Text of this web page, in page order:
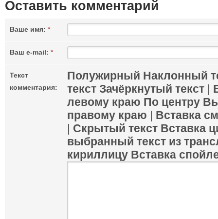
Оставить комментарий
Ваше имя: *
Ваш e-mail: *
Текст
комментария:
Полужирный Наклонный
текст Зачёркнутый текст |
левому краю По центру
правому краю | Вставка
| Скрытый текст Вставка
выбранный текст из
кириллицу Вставка